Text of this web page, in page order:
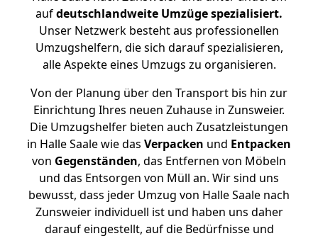
aufdeutschlandweite Umzüge spezialisiert.
Unser Netzwerk besteht aus professionellen
Umzugshelfern, die sich darauf spezialisieren,
alle Aspekte eines Umzugs zu organisieren.
Von der Planung über den Transport bis hin zur
Einrichtung Ihres neuen Zuhause in Zunsweier.
Die Umzugshelfer bieten auch Zusatzleistungen
in Halle Saale wie das Verpacken und Entpacken
von Gegenständen, das Entfernen von Möbeln
und das Entsorgen von Müll an. Wir sind uns
bewusst, dass jeder Umzug von Halle Saale nach
Zunsweier individuell ist und haben uns daher
darauf eingestellt, auf die Bedürfnisse und